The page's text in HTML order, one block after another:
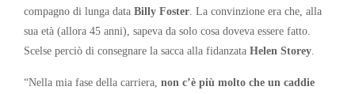
compagno di lunga data Billy Foster . La convinzione era che, alla
sua età (allora 45 anni), sapeva da solo cosa doveva essere fatto.
Scelse perciò di consegnare la sacca alla fidanzata Helen Storey
“Nella mia fase della carriera, non c’è più molto che un caddie